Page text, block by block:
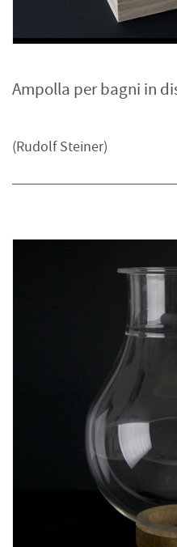
Ampolla per bagni in
(Rudolf Steiner)